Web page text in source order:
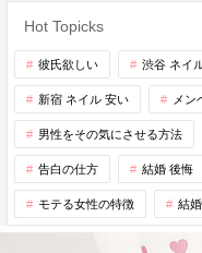
Hot Topicks
彼氏欲しい 渋谷 ネイ
新宿 ネイル 安い メン
男性をその気にさせる方法
告白の仕方 結婚 後悔
モテる女性の特徴 結